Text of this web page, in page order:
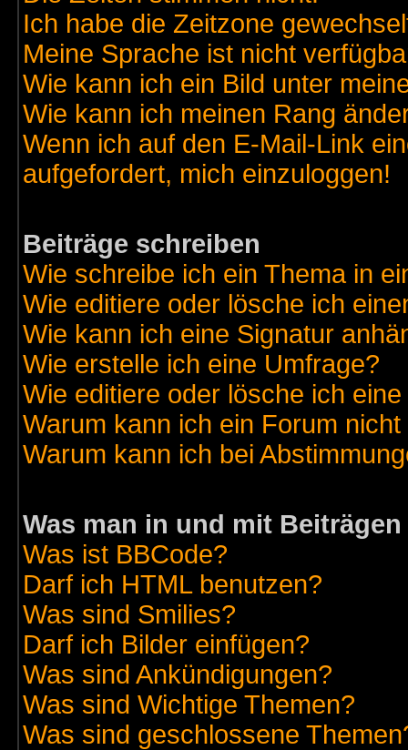
Ich habe die Zeitzone
Meine Sprache ist nicht
Wie kann ich ein Bild unter
Wie kann ich meinen Rang
Wenn ich auf den E-Mail-Link
aufgefordert, mich einzuloggen!
Beiträge schreiben
Wie schreibe ich ein Thema in
Wie editiere oder lösche ich
Wie kann ich eine Signatur
Wie erstelle ich eine Umfrage?
Wie editiere oder lösche ich
Warum kann ich ein Forum
Warum kann ich bei
Was man in und mit
Was ist BBCode?
Darf ich HTML benutzen?
Was sind Smilies?
Darf ich Bilder einfügen?
Was sind Ankündigungen?
Was sind Wichtige Themen?
Was sind geschlossene